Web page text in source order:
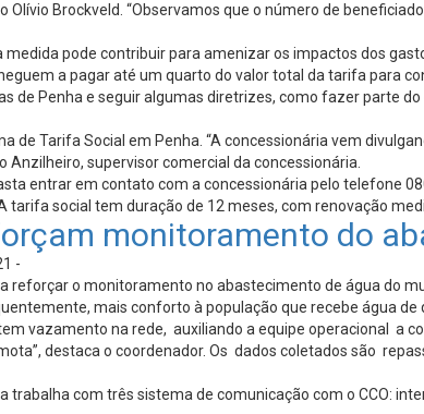
Brockveld. “Observamos que o número de
pode contribuir para amenizar os impactos dos
a pagar até um quarto do valor total da tarifa para
de Penha e seguir algumas diretrizes, como fazer parte
Tarifa Social em Penha. “A concessionária vem
supervisor comercial da concessionária.
entrar em contato com a concessionária pelo telefone
social tem duração de 12 meses, com renovação
monitoramento do
-
o monitoramento no abastecimento de água do
mais conforto à população que recebe água de
vazamento na rede, auxiliando a equipe operacional a
destaca o coordenador. Os dados coletados são
com três sistema de comunicação com o CCO: